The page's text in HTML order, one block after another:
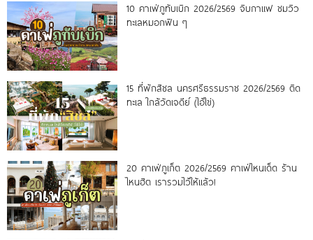
10 คาเฟ่ภูทับเบิก 2026/2569 จิบกาแฟ ชมวิว
ทะเลหมอกฟิน ๆ
15 ที่พักสิชล นครศรีธรรมราช 2026/2569 ติด
ทะเล ใกล้วัดเจดีย์ (ไอ้ไข่)
20 คาเฟ่ภูเก็ต 2026/2569 คาเฟ่ไหนเด็ด ร้าน
ไหนฮิต เรารวมไว้ให้แล้ว!